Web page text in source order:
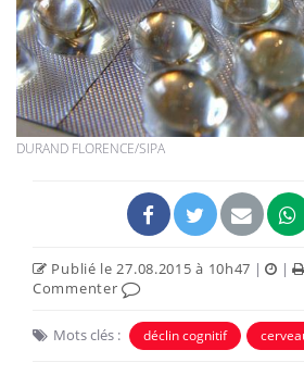
DURAND FLORENCE/SIPA
Publié le 27.08.2015 à 10h47 | |
Commenter
Mots clés : déclin cognitif